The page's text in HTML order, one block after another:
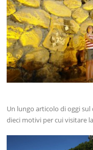
Un lungo articolo di oggi sul
dieci motivi per cui visitare